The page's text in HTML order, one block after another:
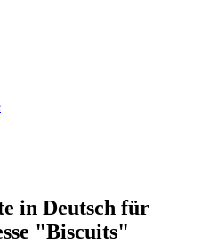
in Deutsch für
"Biscuits"